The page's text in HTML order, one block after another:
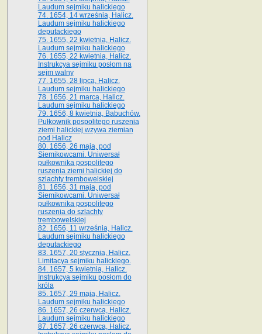
Laudum sejmiku halickiego
74. 1654, 14 września, Halicz.
Laudum sejmiku halickiego
deputackiego
75. 1655, 22 kwietnia, Halicz.
Laudum sejmiku halickiego
76. 1655, 22 kwietnia, Halicz.
Instrukcya sejmiku posłom na
sejm walny
77. 1655, 28 lipca, Halicz.
Laudum sejmiku halickiego
78. 1656, 21 marca, Halicz.
Laudum sejmiku halickiego
79. 1656, 8 kwietnia, Babuchów.
Pułkownik pospolitego ruszenia
ziemi halickiej wzywa ziemian
pod Halicz
80. 1656, 26 maja, pod
Siemikowcami. Uniwersał
pułkownika pospolitego
ruszenia ziemi halickiej do
szlachty trembowelskiej
81. 1656, 31 maja, pod
Siemikowcami. Uniwersał
pułkownika pospolitego
ruszenia do szlachty
trembowelskiej
82. 1656, 11 września, Halicz.
Laudum sejmiku halickiego
deputackiego
83. 1657, 20 stycznia, Halicz.
Limitacya sejmiku halickiego.
84. 1657, 5 kwietnia, Halicz.
Instrukcya sejmiku posłom do
króla
85. 1657, 29 maja, Halicz.
Laudum sejmiku halickiego
86. 1657, 26 czerwca, Halicz.
Laudum sejmiku halickiego
87. 1657, 26 czerwca, Halicz.